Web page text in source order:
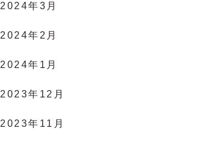
2024年3月
2024年2月
2024年1月
2023年12月
2023年11月